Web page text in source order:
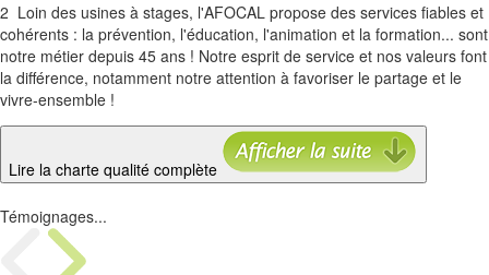
2 Loin des usines à stages, l'AFOCAL propose des services fiables et
cohérents : la prévention, l'éducation, l'animation et la formation... sont
notre métier depuis 45 ans ! Notre esprit de service et nos valeurs font
la différence, notamment notre attention à favoriser le partage et le
vivre-ensemble !
Lire la charte qualité complète
Témoignages...